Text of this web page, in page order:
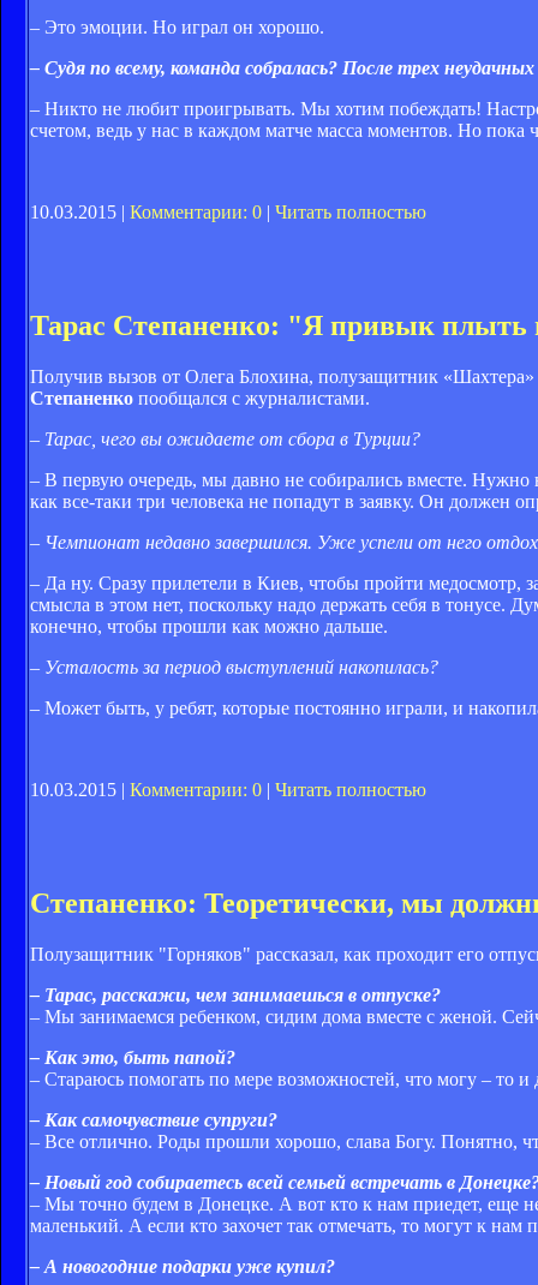
– Это эмоции. Но играл он хорошо.
– Судя по всему, команда собралась? После трех
– Никто не любит проигрывать. Мы хотим побеждать!
счетом, ведь у нас в каждом матче масса моментов. Но пока
10.03.2015 | Комментарии: 0 Читать полностью
Тарас Степаненко: "Я привык плыть
Получив вызов от Олега Блохина, полузащитник
Степаненко пообщался с журналистами.
– Тарас, чего вы ожидаете от сбора в Турции?
– В первую очередь, мы давно не собирались вместе. Нужно
как все-таки три человека не попадут в заявку. Он должен
– Чемпионат недавно завершился. Уже успели от него
– Да ну. Сразу прилетели в Киев, чтобы пройти медосмотр,
смысла в этом нет, поскольку надо держать себя в тонусе.
конечно, чтобы прошли как можно дальше.
– Усталость за период выступлений накопилась?
– Может быть, у ребят, которые постоянно играли, и
10.03.2015 | Комментарии: 0 | Читать полностью
Степаненко: Теоретически, мы
Полузащитник "Горняков" рассказал, как проходит его
– Тарас, расскажи, чем занимаешься в отпуске?
– Мы занимаемся ребенком, сидим дома вместе с женой.
– Как это, быть папой?
– Стараюсь помогать по мере возможностей, что могу – то и
– Как самочувствие супруги?
– Все отлично. Роды прошли хорошо, слава Богу. Понятно,
– Новый год собираетесь всей семьей встречать в
– Мы точно будем в Донецке. А вот кто к нам приедет, еще
маленький. А если кто захочет так отмечать, то могут к нам
– А новогодние подарки уже купил?